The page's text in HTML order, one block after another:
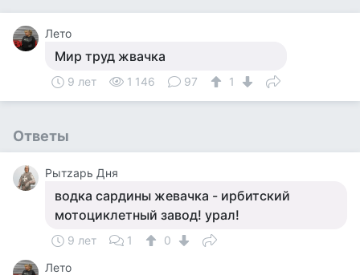
Лето
Мир труд жвачка
9 лет 1 146 97 1
Ответы
Рытzарь Дня
водка сардины жевачка - ирбитский
мотоциклетный завод! урал!
9 лет 1
0
Лето